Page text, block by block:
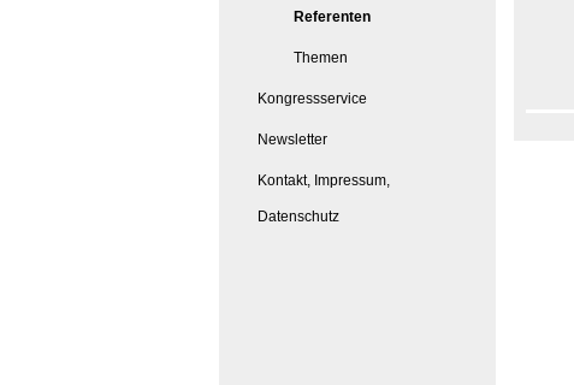
Referenten
Themen
Kongressservice
Newsletter
Kontakt, Impressum,
Datenschutz